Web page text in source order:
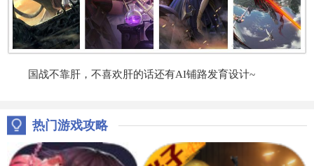
国战不靠肝，不喜欢肝的话还有AI铺路发育设计~
热门游戏攻略